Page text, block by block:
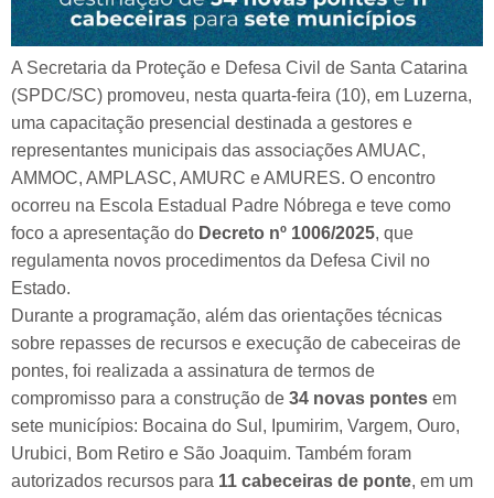
A Secretaria da Proteção e Defesa Civil de Santa Catarina
(SPDC/SC) promoveu, nesta quarta-feira (10), em Luzerna,
uma capacitação presencial destinada a gestores e
representantes municipais das associações AMUAC,
AMMOC, AMPLASC, AMURC e AMURES. O encontro
ocorreu na Escola Estadual Padre Nóbrega e teve como
foco a apresentação do Decreto nº 1006/2025, que
regulamenta novos procedimentos da Defesa Civil no
Estado.
Durante a programação, além das orientações técnicas
sobre repasses de recursos e execução de cabeceiras de
pontes, foi realizada a assinatura de termos de
compromisso para a construção de 34 novas pontes em
sete municípios: Bocaina do Sul, Ipumirim, Vargem, Ouro,
Urubici, Bom Retiro e São Joaquim. Também foram
autorizados recursos para 11 cabeceiras de ponte, em um